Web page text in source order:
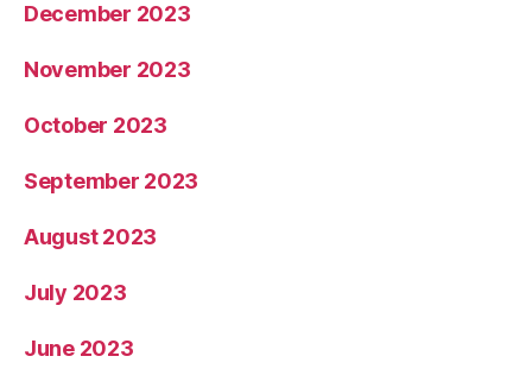
December 2023
November 2023
October 2023
September 2023
August 2023
July 2023
June 2023